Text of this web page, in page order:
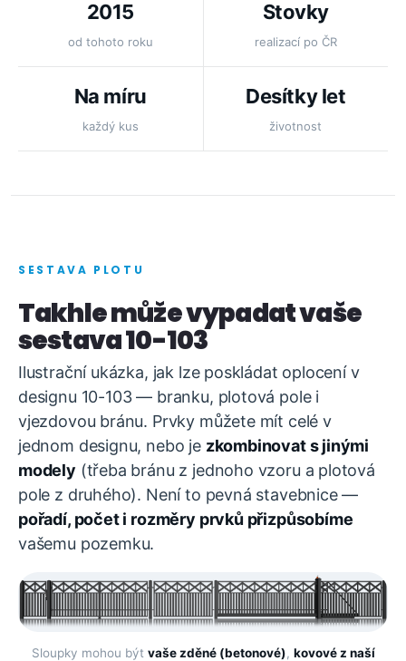
2015
od tohoto roku
Stovky
realizací po ČR
Na míru
každý kus
Desítky let
životnost
SESTAVA PLOTU
Takhle může vypadat vaše
sestava 10-103
Ilustrační ukázka, jak lze poskládat oplocení v
designu 10-103 — branku, plotová pole i
vjezdovou bránu. Prvky můžete mít celé v
jednom designu, nebo je zkombinovat s jinými
modely (třeba bránu z jednoho vzoru a plotová
pole z druhého). Není to pevná stavebnice —
pořadí, počet i rozměry prvků přizpůsobíme
vašemu pozemku.
Sloupky mohou být vaše zděné (betonové), kovové z naší